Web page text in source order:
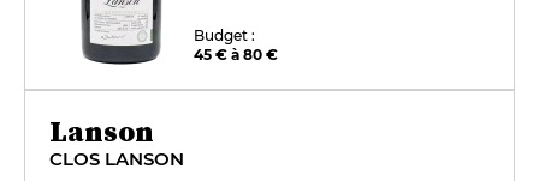
Budget :
45 € à 80 €
Lanson
CLOS LANSON